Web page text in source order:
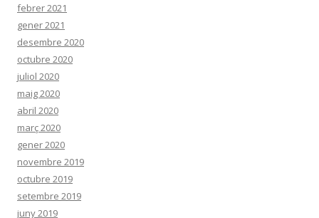
febrer 2021
gener 2021
desembre 2020
octubre 2020
juliol 2020
maig 2020
abril 2020
març 2020
gener 2020
novembre 2019
octubre 2019
setembre 2019
juny 2019